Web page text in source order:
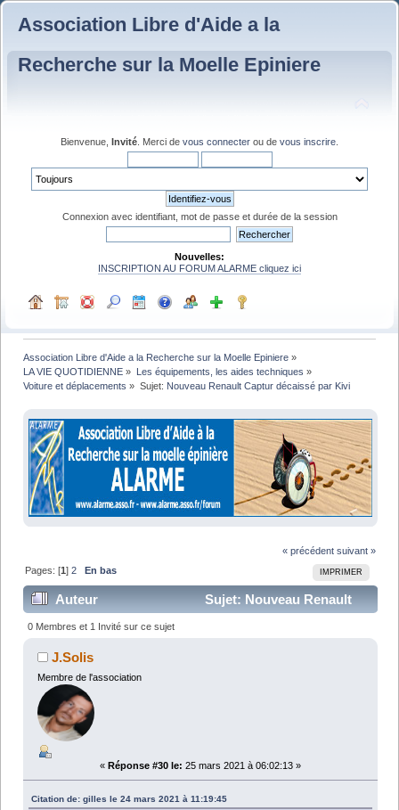
Association Libre d'Aide a la
Recherche sur la Moelle Epiniere
Bienvenue, Invité . Merci de vous connecter ou de vous inscrire
Connexion avec identifiant, mot de passe et durée de la session
Nouvelles:
INSCRIPTION AU FORUM ALARME cliquez ici
Association Libre d'Aide a la Recherche sur la Moelle Epiniere »
LA VIE QUOTIDIENNE » Les équipements, les aides techniques »
Voiture et déplacements » Sujet: Nouveau Renault Captur décaissé par Kivi
« précédent suivant »
IMPRIMER
Pages: [1]2 En bas
Auteur
Sujet: Nouveau Renault
Captur décaissé par Kivi (Lu 36806 fois)
0 Membres et 1 Invité sur ce sujet
J.Solis
Membre de l'association
« Réponse #30 le: 25 mars 2021 à 06:02:13 »
Citation de: gilles le 24 mars 2021 à 11:19:45